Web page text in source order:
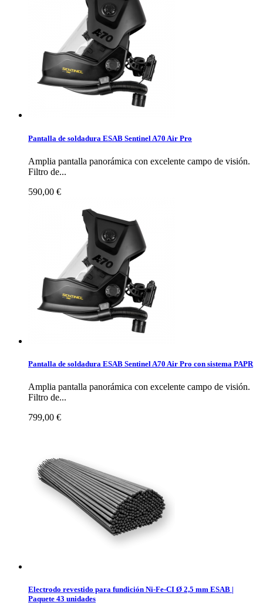
Pantalla de soldadura ESAB Sentinel A70 Air Pro
Amplia pantalla panorámica con excelente campo de visión.
Filtro de...
590,00 €
Pantalla de soldadura ESAB Sentinel A70 Air Pro con sistema PAPR
Amplia pantalla panorámica con excelente campo de visión.
Filtro de...
799,00 €
Electrodo revestido para fundición Ni-Fe-CI Ø 2,5 mm ESAB |
Paquete 43 unidades